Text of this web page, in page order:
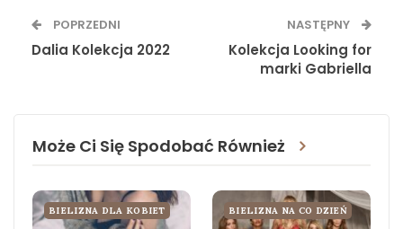
POPRZEDNI
Dalia Kolekcja 2022
NASTĘPNY
Kolekcja Looking for
marki Gabriella
Może Ci Się Spodobać Również
BIELIZNA DLA KOBIET BIELIZNA NA CO DZIEŃ